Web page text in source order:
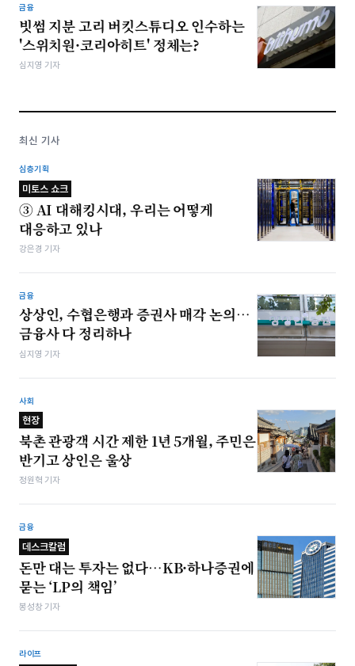
금융
빗썸 지분 고리 버킷스튜디오 인수하는
'스위치원·코리아히트' 정체는?
심지영 기자
최신 기사
심층기획
미토스 쇼크
③ AI 대해킹시대, 우리는 어떻게
대응하고 있나
강은경 기자
금융
상상인, 수협은행과 증권사 매각 논의…
금융사 다 정리하나
심지영 기자
사회
현장
북촌 관광객 시간 제한 1년 5개월, 주민은
반기고 상인은 울상
정원혁 기자
금융
데스크칼럼
돈만 대는 투자는 없다…KB·하나증권에
묻는 ‘LP의 책임’
봉성창 기자
라이프